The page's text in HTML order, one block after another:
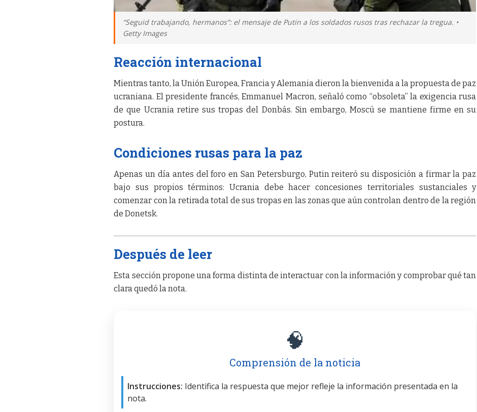
“Seguid trabajando, hermanos”: el mensaje de Putin a los soldados rusos tras rechazar la tregua. •
Getty Images
Reacción internacional
Mientras tanto, la Unión Europea, Francia y Alemania dieron la bienvenida a la propuesta de paz
ucraniana. El presidente francés, Emmanuel Macron, señaló como “obsoleta” la exigencia rusa
de que Ucrania retire sus tropas del Donbás. Sin embargo, Moscú se mantiene firme en su
postura.
Condiciones rusas para la paz
Apenas un día antes del foro en San Petersburgo, Putin reiteró su disposición a firmar la paz
bajo sus propios términos: Ucrania debe hacer concesiones territoriales sustanciales y
comenzar con la retirada total de sus tropas en las zonas que aún controlan dentro de la región
de Donetsk.
Después de leer
Esta sección propone una forma distinta de interactuar con la información y comprobar qué tan
clara quedó la nota.
🧠
Comprensión de la noticia
Instrucciones: Identifica la respuesta que mejor refleje la información presentada en la
nota.